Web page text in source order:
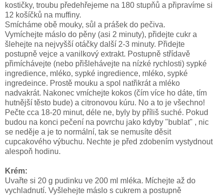
kostičky, troubu předehřejeme na 180 stupňů a připravíme si
12 košíčků na muffiny.
Smícháme obě mouky, sůl a prášek do pečiva.
Vymíchejte máslo do pěny (asi 2 minuty), přidejte cukr a
šlehejte na nejvyšší otáčky další 2-3 minuty. Přidejte
postupně vejce a vanilkový extrakt. Postupně střídavě
přimíchávejte (nebo přišlehávejte na nízké rychlosti) sypké
ingredience, mléko, sypké ingredience, mléko, sypké
ingredeince. Prostě mouku a spol natřikrát a mléko
nadvakrát. Nakonec vmíchejte kokos (čím více ho dáte, tím
hutnější těsto bude) a citronovou kúru. No a to je všechno!
Pečte cca 18-20 minut, déle ne, byly by příliš suché. Pokud
budou na konci pečení na povrchu jako kdyby "bublat" , nic
se neděje a je to normální, tak se nemusíte děsit
cupcakového výbuchu. Nechte je před zdobením vystydnout
alespoň hodinu.
Krém:
Uvařte si 20 g pudinku ve 200 ml mléka. Míchejte až do
vychladnutí. Vyšlehejte máslo s cukrem a postupně